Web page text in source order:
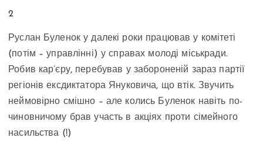
2
Руслан Буленок у далекі роки працював у комітеті
(потім – управлінні) у справах молоді міськради.
Робив кар’єру, перебував у забороненій зараз партії
регіонів ексдиктатора Януковича, що втік. Звучить
неймовірно смішно – але колись Буленок навіть по-
чиновничому брав участь в акціях проти сімейного
насильства (!)